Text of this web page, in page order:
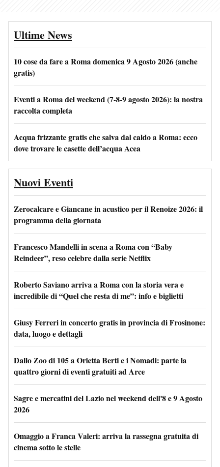
Ultime News
10 cose da fare a Roma domenica 9 Agosto 2026 (anche
gratis)
Eventi a Roma del weekend (7-8-9 agosto 2026): la nostra
raccolta completa
Acqua frizzante gratis che salva dal caldo a Roma: ecco
dove trovare le casette dell’acqua Acea
Nuovi Eventi
Zerocalcare e Giancane in acustico per il Renoize 2026: il
programma della giornata
Francesco Mandelli in scena a Roma con “Baby
Reindeer”, reso celebre dalla serie Netflix
Roberto Saviano arriva a Roma con la storia vera e
incredibile di “Quel che resta di me”: info e biglietti
Giusy Ferreri in concerto gratis in provincia di Frosinone:
data, luogo e dettagli
Dallo Zoo di 105 a Orietta Berti e i Nomadi: parte la
quattro giorni di eventi gratuiti ad Arce
Sagre e mercatini del Lazio nel weekend dell'8 e 9 Agosto
2026
Omaggio a Franca Valeri: arriva la rassegna gratuita di
cinema sotto le stelle